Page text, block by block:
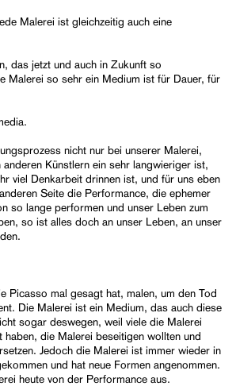
Malerei ist gleichzeitig auch eine
das jetzt und auch in Zukunft so
Malerei so sehr ein Medium ist für Dauer, für
nicht nur bei unserer Malerei,
Künstlern ein sehr langwieriger ist,
viel Denkarbeit drinnen ist, und für uns eben
Seite die Performance, die ephemer
so lange performen und unser Leben zum
so ist alles doch an unser Leben, an unser
Picasso mal gesagt hat, malen, um den Tod
Die Malerei ist ein Medium, das auch diese
sogar deswegen, weil viele die Malerei
die Malerei beseitigen wollten und
Jedoch die Malerei ist immer wieder in
und hat neue Formen angenommen.
heute von der Performance aus.